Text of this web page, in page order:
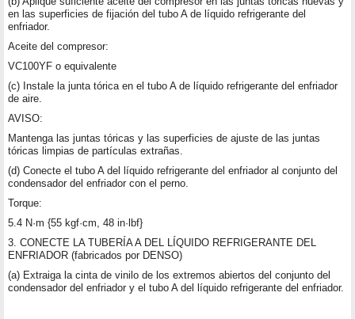
en las superficies de fijación del tubo A de líquido refrigerante del
enfriador.
Aceite del compresor:
VC100YF o equivalente
(c) Instale la junta tórica en el tubo A de líquido refrigerante del enfriador
de aire.
AVISO:
Mantenga las juntas tóricas y las superficies de ajuste de las juntas
tóricas limpias de partículas extrañas.
(d) Conecte el tubo A del líquido refrigerante del enfriador al conjunto del
condensador del enfriador con el perno.
Torque:
5.4 N·m {55 kgf·cm, 48 in·lbf}
3. CONECTE LA TUBERÍA A DEL LÍQUIDO REFRIGERANTE DEL
ENFRIADOR (fabricados por DENSO)
(a) Extraiga la cinta de vinilo de los extremos abiertos del conjunto del
condensador del enfriador y el tubo A del líquido refrigerante del enfriador.